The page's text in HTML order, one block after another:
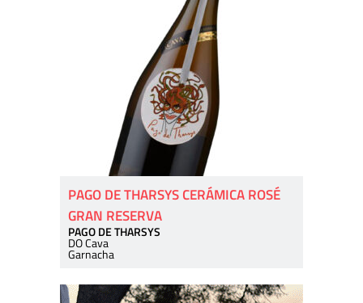
PAGO DE THARSYS CERÁMICA ROSÉ
GRAN RESERVA
PAGO DE THARSYS
DO Cava
Garnacha